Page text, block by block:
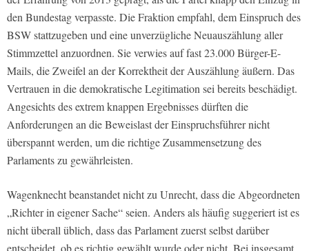
den Bundestag verpasste. Die Fraktion empfahl, dem Einspruch des
BSW stattzugeben und eine unverzügliche Neuauszählung aller
Stimmzettel anzuordnen. Sie verwies auf fast 23.000 Bürger-E-
Mails, die Zweifel an der Korrektheit der Auszählung äußern. Das
Vertrauen in die demokratische Legitimation sei bereits beschädigt.
Angesichts des extrem knappen Ergebnisses dürften die
Anforderungen an die Beweislast der Einspruchsführer nicht
überspannt werden, um die richtige Zusammensetzung des
Parlaments zu gewährleisten.
Wagenknecht beanstandet nicht zu Unrecht, dass die Abgeordneten
„Richter in eigener Sache“ seien. Anders als häufig suggeriert ist es
nicht überall üblich, dass das Parlament zuerst selbst darüber
entscheidet, ob es richtig gewählt wurde oder nicht. Bei insgesamt